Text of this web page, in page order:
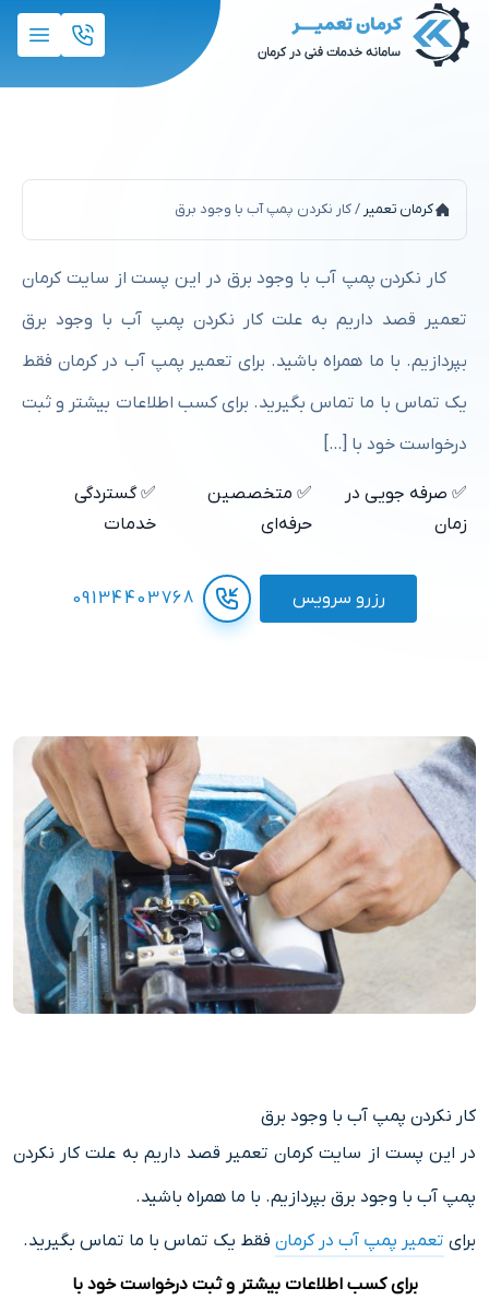
کرمان تعمیر /کار نکردن پمپ آب با وجود برق
کار نکردن پمپ آب با وجود برق در این پست از سایت کرمان
تعمیر قصد داریم به علت کار نکردن پمپ آب با وجود برق
بپردازیم. با ما همراه باشید. برای تعمیر پمپ آب در کرمان فقط
یک تماس با ما تماس بگیرید. برای کسب اطلاعات بیشتر و ثبت
درخواست خود با […]
✅ صرفه جویی در
زمان
✅ متخصصین
حرفه‌ای
✅ گستردگی
خدمات
رزرو سرویس 09134403768
کار نکردن پمپ آب با وجود برق
در این پست از سایت کرمان تعمیر قصد داریم به علت کار نکردن
پمپ آب با وجود برق بپردازیم. با ما همراه باشید.
برای تعمیر پمپ آب در کرمان فقط یک تماس با ما تماس بگیرید.
برای کسب اطلاعات بیشتر و ثبت درخواست خود با